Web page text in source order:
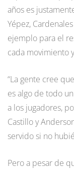
años es
Yépez,
ejemplo para el
cada movimiento
“La gente cree
es algo de todo
a los jugadores,
Castillo y
servido si no
Pero a pesar de